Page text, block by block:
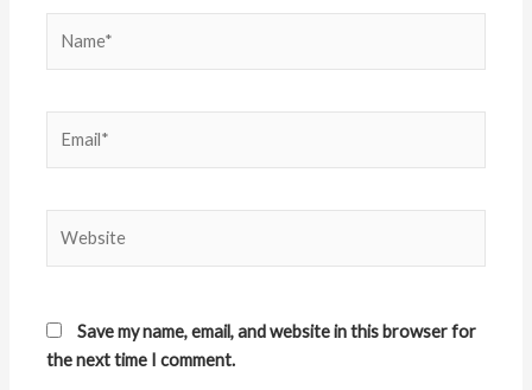
Save my name, email, and website in this browser for
the next time I comment.